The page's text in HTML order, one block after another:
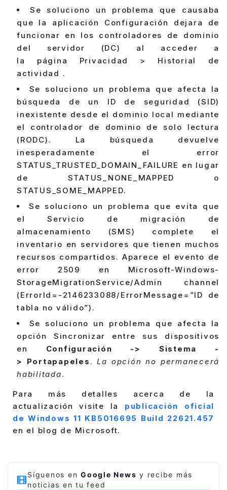
Se soluciono un problema que causaba
que la aplicación Configuración dejara de
funcionar en los controladores de dominio
del servidor (DC) al acceder a
la página Privacidad > Historial de
actividad .
Se soluciono un problema que afecta la
búsqueda de un ID de seguridad (SID)
inexistente desde el dominio local mediante
el controlador de dominio de solo lectura
(RODC). La búsqueda devuelve
inesperadamente el error
STATUS_TRUSTED_DOMAIN_FAILURE en lugar
de STATUS_NONE_MAPPED o
STATUS_SOME_MAPPED.
Se soluciono un problema que evita que
el Servicio de migración de
almacenamiento (SMS) complete el
inventario en servidores que tienen muchos
recursos compartidos. Aparece el evento de
error 2509 en Microsoft-Windows-
StorageMigrationService/Admin channel
(ErrorId=-2146233088/ErrorMessage=”ID de
tabla no válido”).
Se soluciono un problema que afecta la
opción Sincronizar entre sus dispositivos
en Configuración -> Sistema -
> Portapapeles .La opción no permanecerá
habilitada.
Para más detalles acerca de la
actualización visite la publicación oficial
de Windows 11 KB5016695 Build 22621.457
en el blog de Microsoft.
Síguenos en Google News y recibe más
noticias en tu feed